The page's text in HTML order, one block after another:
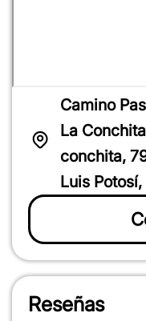
Camino
La
conchita,
Luis Potosí,
Reseñas
1
star
2
stars
3
stars
4
stars
5
stars
1
star
2
stars
3
stars
4
stars
5
stars
12345